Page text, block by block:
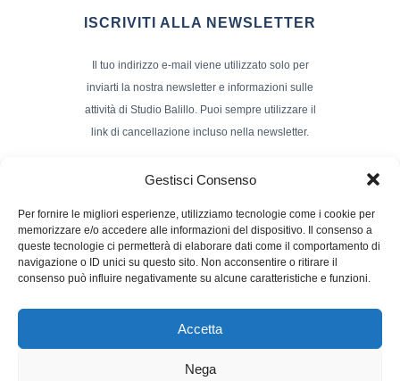
Gestisci Consenso
Per fornire le migliori esperienze, utilizziamo tecnologie come i cookie per
memorizzare e/o accedere alle informazioni del dispositivo. Il consenso a
queste tecnologie ci permetterà di elaborare dati come il comportamento di
navigazione o ID unici su questo sito. Non acconsentire o ritirare il
consenso può influire negativamente su alcune caratteristiche e funzioni.
Accetta
Nega
ISCRIVITI ALLA NEWSLETTER
Il tuo indirizzo e-mail viene utilizzato solo per
inviarti la nostra newsletter e informazioni sulle
attività di Studio Balillo. Puoi sempre utilizzare il
link di cancellazione incluso nella newsletter.
Nome e Cognome
Powerd by :Studio70